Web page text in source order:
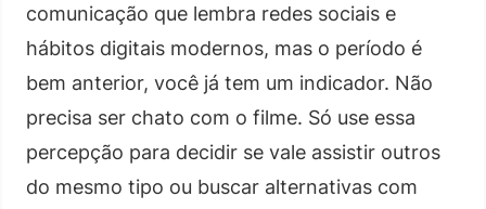
comunicação que lembra redes sociais e
hábitos digitais modernos, mas o período é
bem anterior, você já tem um indicador. Não
precisa ser chato com o filme. Só use essa
percepção para decidir se vale assistir outros
do mesmo tipo ou buscar alternativas com